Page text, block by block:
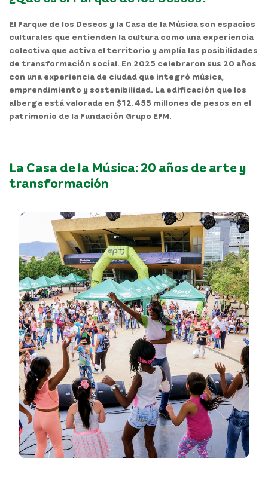
El Parque de los Deseos y la Casa de la Música son espacios
culturales que entienden la cultura como una experiencia
colectiva que activa el territorio y amplía las posibilidades
de transformación social. En 2025 celebraron sus 20 años
con una experiencia de ciudad que integró música,
emprendimiento y sostenibilidad. La edificación que los
alberga está valorada en $12.455 millones de pesos en el
patrimonio de la Fundación Grupo EPM.
La Casa de la Música: 20 años de arte y
transformación